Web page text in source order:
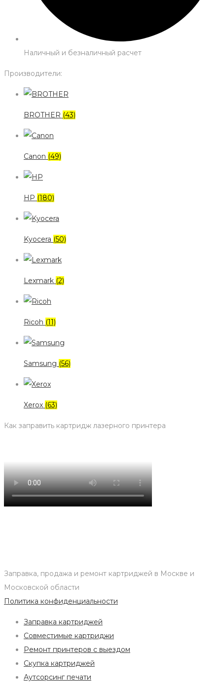
Наличный и безналичный расчет
Производители:
BROTHER (43)
Canon (49)
HP (180)
Kyocera (50)
Lexmark (2)
Ricoh (11)
Samsung (56)
Xerox (63)
Как заправить картридж лазерного принтера
Заправка, продажа и ремонт картриджей в Москве и
Московской области
Политика конфиденциальности
Заправка картриджей
Совместимые картриджи
Ремонт принтеров с выездом
Скупка картриджей
Аутсорсинг печати